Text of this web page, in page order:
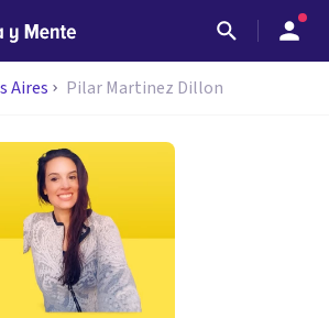
Aires Pilar Martinez Dillon